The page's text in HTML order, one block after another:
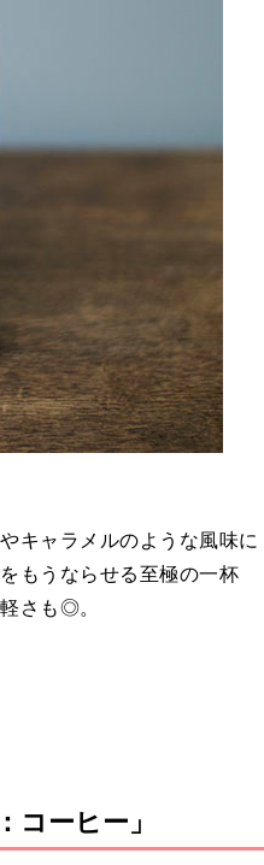
キャラメルのような風味に
もうならせる至極の一杯
さも◎。
ーヒー」